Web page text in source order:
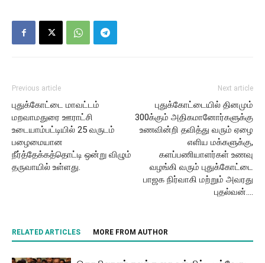
Previous article
புதுக்கோட்டை மாவட்டம்
மறவாமதுரை ஊராட்சி
உடையாம்பட்டியில் 25 வருடம்
பழைமையான
நீர்த்தேக்கத்தொட்டி ஒன்று விழும்
தருவாயில் உள்ளது.
Next article
புதுக்கோட்டையில் தினமும்
300க்கும் அதிகமானோர்களுக்கு
உணவின்றி தவித்து வரும் ஏழை
எளிய மக்களுக்கு,
களப்பணியாளர்கள் உணவு
வழங்கி வரும் புதுக்கோட்டை
பாஜக நிர்வாகி மற்றும் அவரது
புதல்வன்….
RELATED ARTICLES MORE FROM AUTHOR